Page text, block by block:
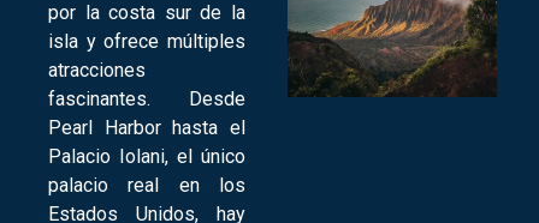
por la costa sur de la
isla y ofrece múltiples
atracciones
fascinantes. Desde
Pearl Harbor hasta el
Palacio Iolani, el único
palacio real en los
Estados Unidos, hay